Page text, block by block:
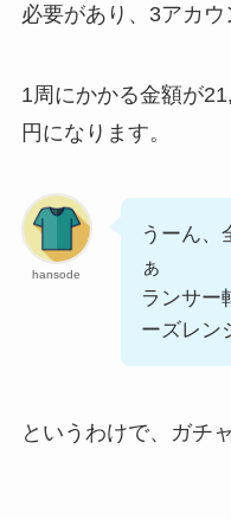
必要があり、3アカ
1周にかかる金額が
円になります。
hansode
うーん、
ぁ
ランサー
ーズレン
というわけで、ガチ